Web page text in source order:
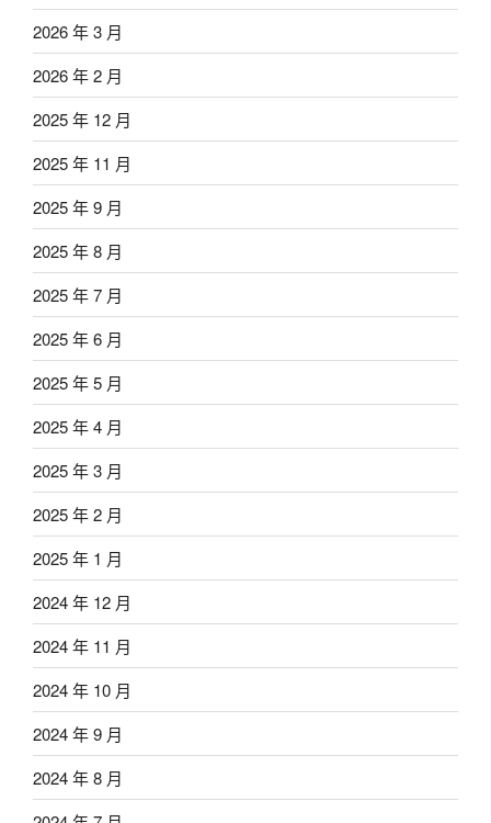
2026 年 3 月
2026 年 2 月
2025 年 12 月
2025 年 11 月
2025 年 9 月
2025 年 8 月
2025 年 7 月
2025 年 6 月
2025 年 5 月
2025 年 4 月
2025 年 3 月
2025 年 2 月
2025 年 1 月
2024 年 12 月
2024 年 11 月
2024 年 10 月
2024 年 9 月
2024 年 8 月